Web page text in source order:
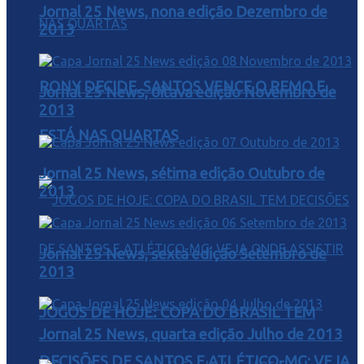
RONY DECIDE, SANTOS VENCE O REMO E
ESTÁ NAS QUARTAS
JOGOS DE HOJE: COPA DO BRASIL TEM
Jornal 25 News, nona edição Dezembro de
2013
Jornal 25 News, oitava edição Novembro de
2013
Jornal 25 News, sétima edição Outubro de
2013
Jornal 25 News, sexta edição Setembro de
2013
Jornal 25 News, quarta edição Julho de 2013